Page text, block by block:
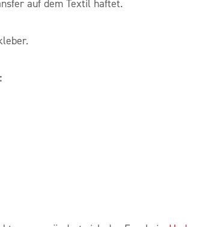
auf dem Textil haftet.